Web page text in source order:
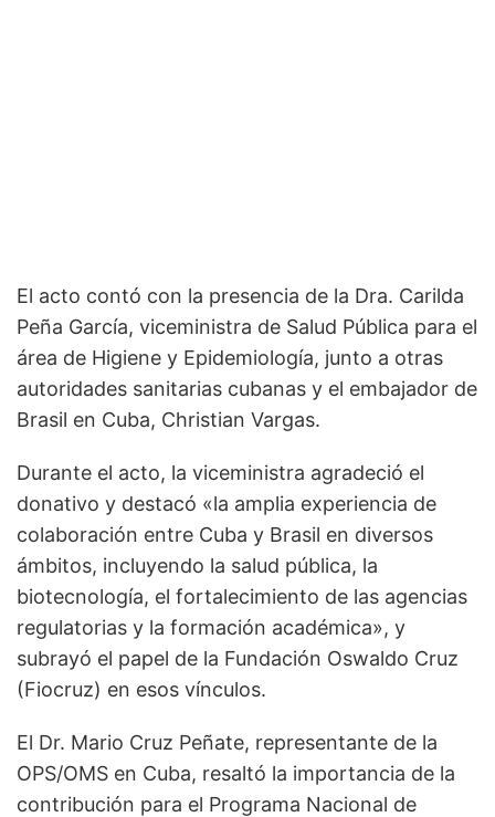
El acto contó con la presencia de la Dra. Carilda
Peña García, viceministra de Salud Pública para el
área de Higiene y Epidemiología, junto a otras
autoridades sanitarias cubanas y el embajador de
Brasil en Cuba, Christian Vargas.
Durante el acto, la viceministra agradeció el
donativo y destacó «la amplia experiencia de
colaboración entre Cuba y Brasil en diversos
ámbitos, incluyendo la salud pública, la
biotecnología, el fortalecimiento de las agencias
regulatorias y la formación académica», y
subrayó el papel de la Fundación Oswaldo Cruz
(Fiocruz) en esos vínculos.
El Dr. Mario Cruz Peñate, representante de la
OPS/OMS en Cuba, resaltó la importancia de la
contribución para el Programa Nacional de